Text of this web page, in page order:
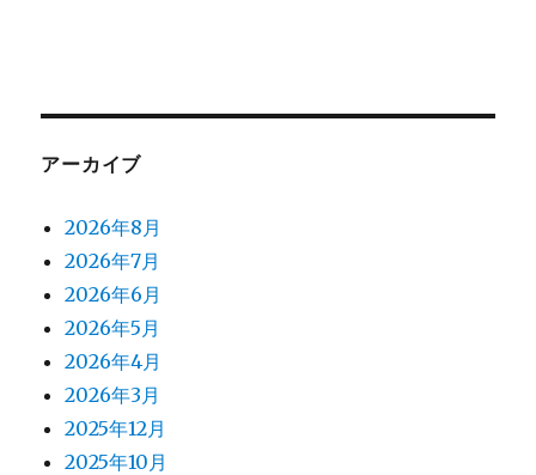
アーカイブ
2026年8月
2026年7月
2026年6月
2026年5月
2026年4月
2026年3月
2025年12月
2025年10月